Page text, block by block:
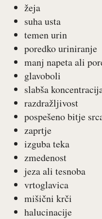
žeja
suha usta
temen urin
poredko uriniranje
manj napeta ali
glavoboli
slabša
razdražljivost
pospešeno bitje
zaprtje
izguba teka
zmedenost
jeza ali tesnoba
vrtoglavica
mišični krči
halucinacije